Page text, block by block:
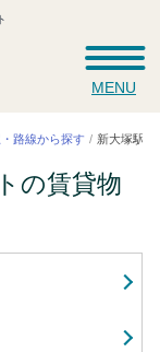
MENU
路線から探す 新大塚駅
の賃貸物